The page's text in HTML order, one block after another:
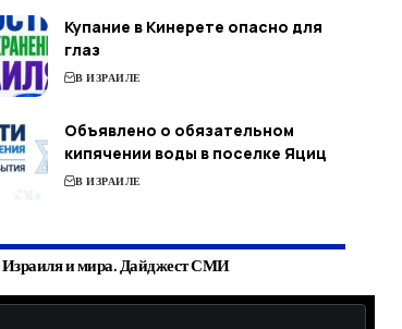
Купание в Кинерете опасно для
глаз
В ИЗРАИЛЕ
Объявлено о обязательном
кипячении воды в поселке Яциц
В ИЗРАИЛЕ
и мира. Дайджест СМИ